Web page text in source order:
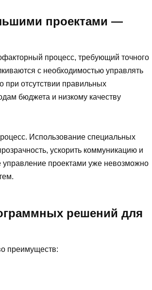
проектами —
процесс, требующий точного
с необходимостью управлять
при отсутствии правильных
бюджета и низкому качеству
Использование специальных
ускорить коммуникацию и
проектами уже невозможно
решений для
преимуществ: